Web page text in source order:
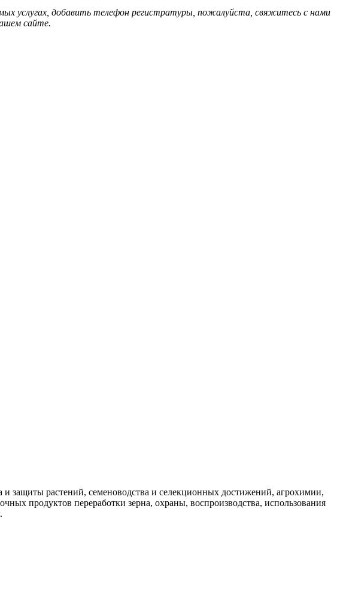
услугах, добавить телефон регистратуры, пожалуйста, свяжитесь с нами
сайте.
и защиты растений, семеноводства и селекционных достижений, агрохимии,
продуктов переработки зерна, охраны, воспроизводства, использования